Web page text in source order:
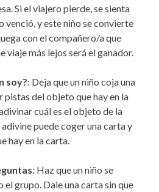
Si el viajero pierde, se sienta
venció, y este niño se convierte
con el compañero/a que
viaje más lejos será el ganador.
soy?: Deja que un niño coja una
pistas del objeto que hay en la
cuál es el objeto de la
puede coger una carta y
hay en la carta.
: Haz que un niño se
grupo. Dale una carta sin que